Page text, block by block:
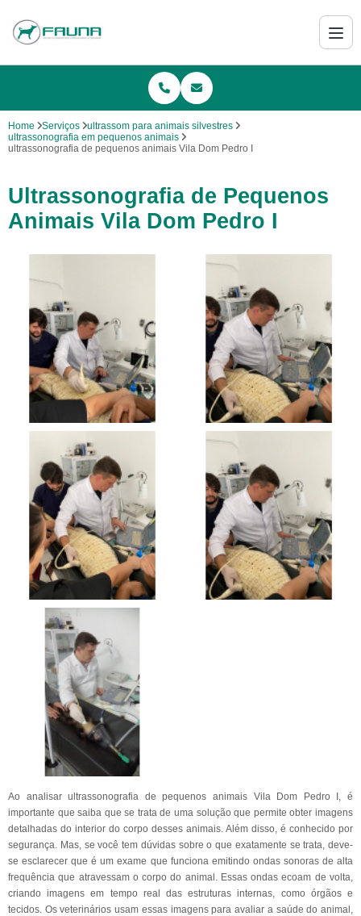
Home Serviços
ultrassom para animais silvestres
ultrassonografia em pequenos animais
ultrassonografia de pequenos animais Vila Dom Pedro I
Ultrassonografia de Pequenos
Animais Vila Dom Pedro I
Ao analisar ultrassonografia de pequenos animais Vila Dom Pedro I, é
importante que saiba que se trata de uma solução que permite obter imagens
detalhadas do interior do corpo desses animais. Além disso, é conhecido por
segurança. Mas, se você tem dúvidas sobre o que exatamente se trata, deve-
se esclarecer que é um exame que funciona emitindo ondas sonoras de alta
frequência que atravessam o corpo do animal. Essas ondas ecoam de volta,
criando imagens em tempo real das estruturas internas, como órgãos e
tecidos. Os veterinários usam essas imagens para avaliar a saúde do animal,